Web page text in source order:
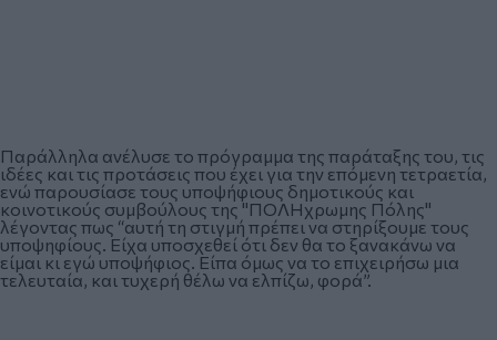
Παράλληλα ανέλυσε το πρόγραμμα της παράταξης του, τις
ιδέες και τις προτάσεις που έχει για την επόμενη τετραετία,
ενώ παρουσίασε τους υποψήφιους δημοτικούς και
κοινοτικούς συμβούλους της "ΠΟΛΗχρωμης Πόλης"
λέγοντας πως “αυτή τη στιγμή πρέπει να στηρίξουμε τους
υποψηφίους. Είχα υποσχεθεί ότι δεν θα το ξανακάνω να
είμαι κι εγώ υποψήφιος. Είπα όμως να το επιχειρήσω μια
τελευταία, και τυχερή θέλω να ελπίζω, φορά”.